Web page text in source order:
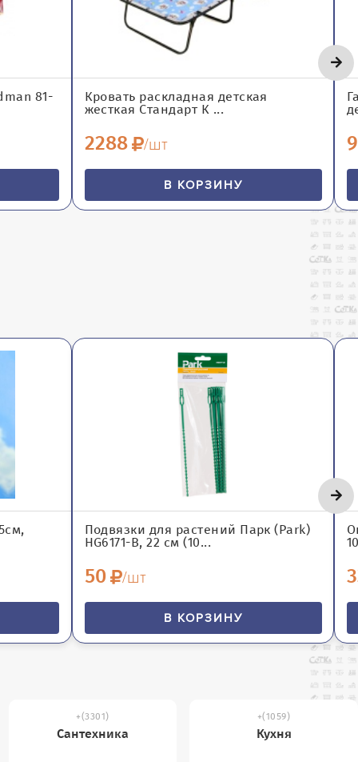
81-
Кровать раскладная детская
жесткая Стандарт К ...
2288 /шт
В КОРЗИНУ
Подвязки для растений Парк (Park)
HG6171-В, 22 см (10...
50 /шт
В КОРЗИНУ
(3301)
Сантехника
(1059)
Кухня